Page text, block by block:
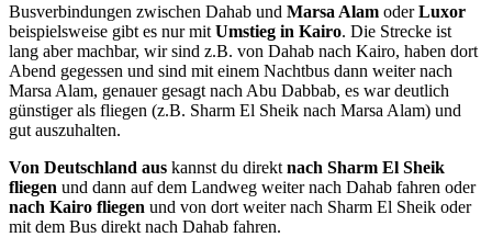
Busverbindungen zwischen Dahab und Marsa Alam oderLuxor
beispielsweise gibt es nur mit Umstieg in Kairo. Die Strecke ist
lang aber machbar, wir sind z.B. von Dahab nach Kairo, haben dort
Abend gegessen und sind mit einem Nachtbus dann weiter nach
Marsa Alam, genauer gesagt nach Abu Dabbab, es war deutlich
günstiger als fliegen (z.B. Sharm El Sheik nach Marsa Alam) und
gut auszuhalten.
Von Deutschland aus kannst du direkt nach Sharm El Sheik
fliegen und dann auf dem Landweg weiter nach Dahab fahren oder
nach Kairo fliegen und von dort weiter nach Sharm El Sheik oder
mit dem Bus direkt nach Dahab fahren.